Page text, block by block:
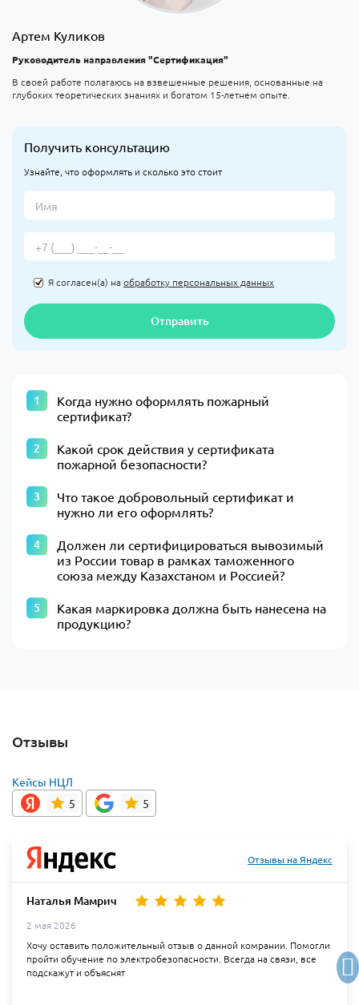
Артем Куликов
Руководитель направления "Сертификация"
В своей работе полагаюсь на взвешенные решения, основанные на
глубоких теоретических знаниях и богатом 15-летнем опыте.
Получить консультацию
Узнайте, что оформлять и сколько это стоит
Я согласен(а) наобработку персональных данных
Отправить
Когда нужно оформлять пожарный
сертификат?
Какой срок действия у сертификата
пожарной безопасности?
Что такое добровольный сертификат и
нужно ли его оформлять?
Должен ли сертифицироваться вывозимый
из России товар в рамках таможенного
союза между Казахстаном и Россией?
Какая маркировка должна быть нанесена на
продукцию?
Отзывы
Кейсы НЦЛ
5
5
Отзывы на Яндекс
Наталья Мамрич
2 мая 2026
Хочу оставить положительный отзыв о данной комрании. Помогли
пройти обучение по электробезопасности. Всегда на связи, все
подскажут и объяснят